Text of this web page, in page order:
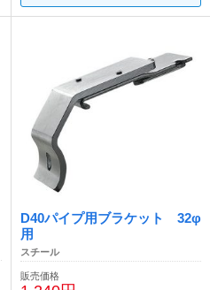
D40パイプ用ブラケット 32φ
用
スチール
販売価格